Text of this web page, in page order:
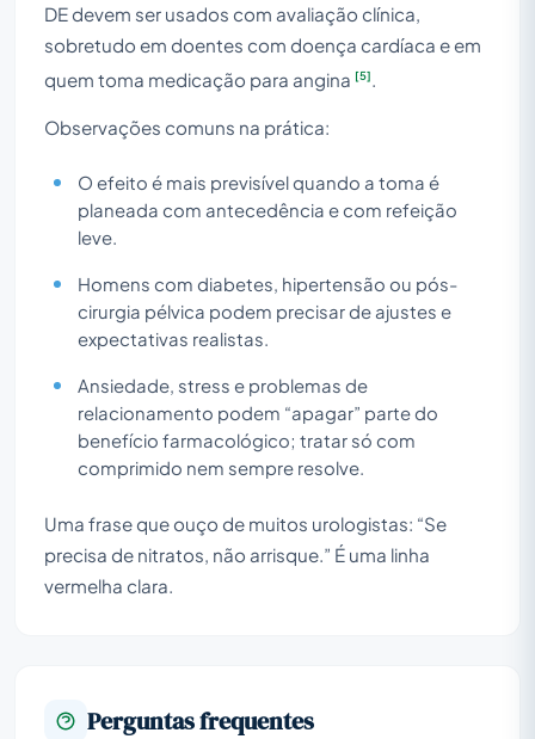
DE devem ser usados com avaliação clínica,
sobretudo em doentes com doença cardíaca e em
quem toma medicação para angina [5]
Observações comuns na prática:
O efeito é mais previsível quando a toma é
planeada com antecedência e com refeição
leve.
Homens com diabetes, hipertensão ou pós-
cirurgia pélvica podem precisar de ajustes e
expectativas realistas.
Ansiedade, stress e problemas de
relacionamento podem “apagar” parte do
benefício farmacológico; tratar só com
comprimido nem sempre resolve.
Uma frase que ouço de muitos urologistas: “Se
precisa de nitratos, não arrisque.” É uma linha
vermelha clara.
Perguntas frequentes